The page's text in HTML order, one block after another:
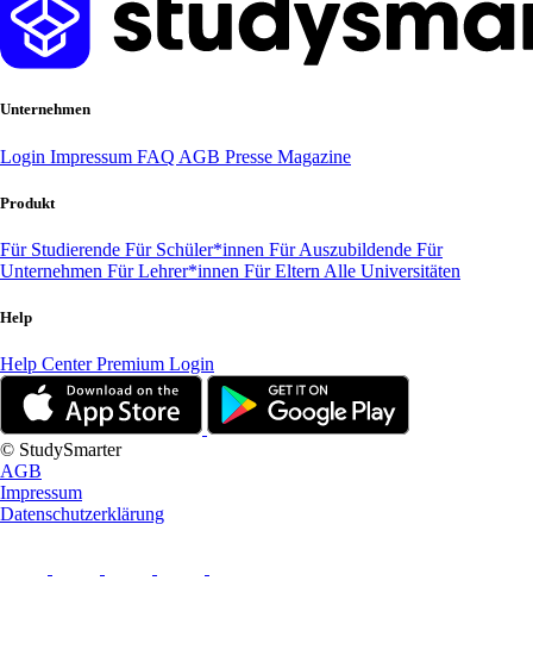
Unternehmen
Login Impressum FAQ AGB Presse Magazine
Produkt
Für Studierende Für Schüler*innen Für Auszubildende Für
Unternehmen Für Lehrer*innen Für Eltern Alle Universitäten
Help
Help CenterPremium Login
© StudySmarter
AGB
Impressum
Datenschutzerklärung